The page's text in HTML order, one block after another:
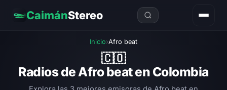
CaimánStereo
Inicio›Afro beat
🇨🇴
Radios de Afro beat en Colombia